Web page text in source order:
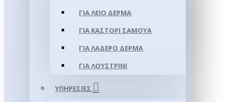
ΓΙΑ ΛΕΊΟ ΔΈΡΜΑ
ΓΙΑ ΚΑΣΤΌΡΙ ΣΑΜΟΎΑ
ΓΙΑ ΛΑΔΕΡΌ ΔΈΡΜΑ
ΓΙΑ ΛΟΥΣΤΡΊΝΙ
ΥΠΗΡΕΣΊΕΣ